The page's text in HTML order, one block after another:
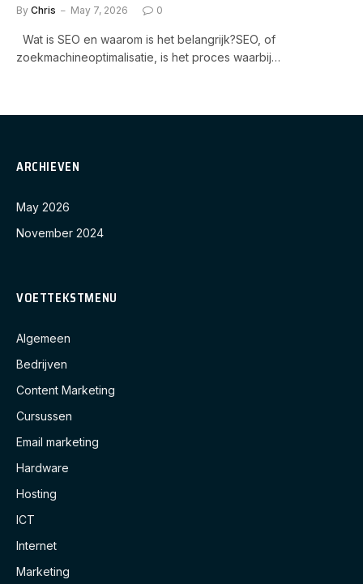
By Chris May 7, 2026 0
Wat is SEO en waarom is het belangrijk?SEO, of
zoekmachineoptimalisatie, is het proces waarbij…
ARCHIEVEN
May 2026
November 2024
VOETTEKSTMENU
Algemeen
Bedrijven
Content Marketing
Cursussen
Email marketing
Hardware
Hosting
ICT
Internet
Marketing